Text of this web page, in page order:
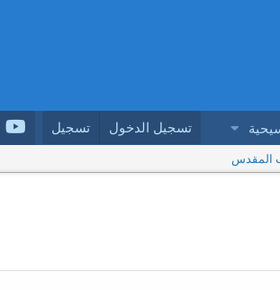
تسجيل الدخول تسجيل
المقدس